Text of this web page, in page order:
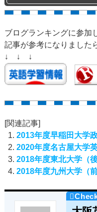
ブログランキングに参加
記事が参考になりました
↓ ↓ ↓
[関連記事]
2013年度早稲田大学
2020年度名古屋大学
2018年度東北大学（
2018年度九州大学（